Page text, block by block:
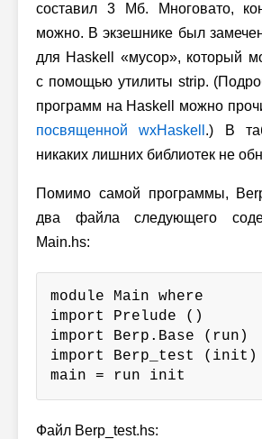
составил 3 Мб. Многовато,
можно. В экзешнике был
для Haskell «мусор», который
с помощью утилиты strip.
программ на Haskell можно
посвященной wxHaskell .) В
никаких лишних библиотек не
Помимо самой программы,
два файла следующего
Main.hs:
module Main where
import Prelude ()
import Berp.Base (run)
import Berp_test (init)
main = run init
Файл Berp_test.hs: